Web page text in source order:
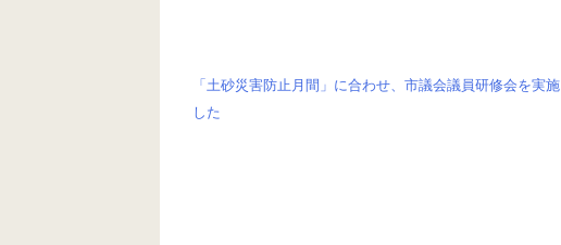
投
「土砂災害防止月間」に合わせ、市議会議員研修会を実施
した